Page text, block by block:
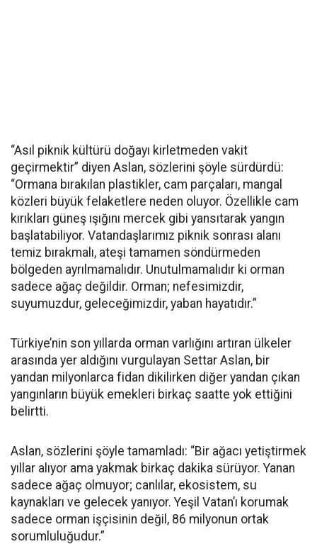
“Asıl piknik kültürü doğayı kirletmeden vakit
geçirmektir” diyen Aslan, sözlerini şöyle sürdürdü:
“Ormana bırakılan plastikler, cam parçaları, mangal
közleri büyük felaketlere neden oluyor. Özellikle cam
kırıkları güneş ışığını mercek gibi yansıtarak yangın
başlatabiliyor. Vatandaşlarımız piknik sonrası alanı
temiz bırakmalı, ateşi tamamen söndürmeden
bölgeden ayrılmamalıdır. Unutulmamalıdır ki orman
sadece ağaç değildir. Orman; nefesimizdir,
suyumuzdur, geleceğimizdir, yaban hayatıdır.”
Türkiye’nin son yıllarda orman varlığını artıran ülkeler
arasında yer aldığını vurgulayan Settar Aslan, bir
yandan milyonlarca fidan dikilirken diğer yandan çıkan
yangınların büyük emekleri birkaç saatte yok ettiğini
belirtti.
Aslan, sözlerini şöyle tamamladı: “Bir ağacı yetiştirmek
yıllar alıyor ama yakmak birkaç dakika sürüyor. Yanan
sadece ağaç olmuyor; canlılar, ekosistem, su
kaynakları ve gelecek yanıyor. Yeşil Vatan’ı korumak
sadece orman işçisinin değil, 86 milyonun ortak
sorumluluğudur.”